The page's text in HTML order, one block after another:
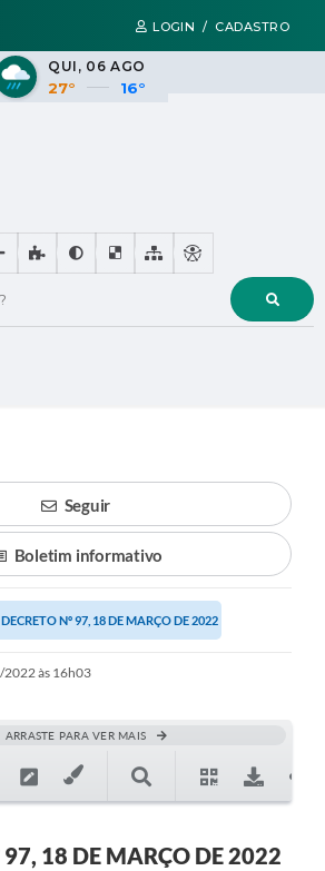
LOGIN / CADASTRO
QUI 06 AGO
27° 16°
Seguir
Boletim informativo
DECRETO Nº 97, 18 DE MARÇO DE 2022
às 16h03
ARRASTE PARA VER MAIS
97, 18 DE MARÇO DE 2022